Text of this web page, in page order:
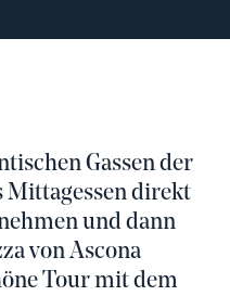
Gassen der
Mittagessen direkt
und dann
von Ascona
Tour mit dem